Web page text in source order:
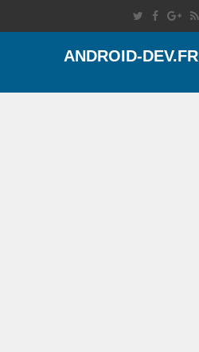
ANDROID-DEV.FR